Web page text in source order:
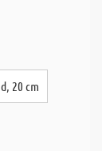
20 cm